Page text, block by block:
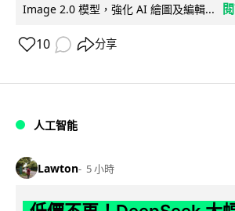
Image 2.0 模型，強化 AI 繪圖及編輯...
10 分享
人工智能
Lawton 5 小時